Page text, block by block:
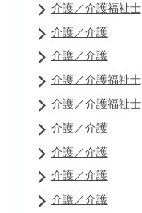
介護／介護福祉士
介護／介護
介護／介護
介護／介護福祉士
介護／介護福祉士
介護／介護
介護／介護
介護／介護
介護／介護